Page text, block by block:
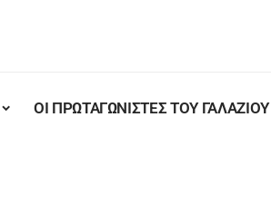
ΟΙ ΠΡΩΤΑΓΩΝΙΣΤΕΣ ΤΟΥ ΓΑΛΑΖΙΟΥ